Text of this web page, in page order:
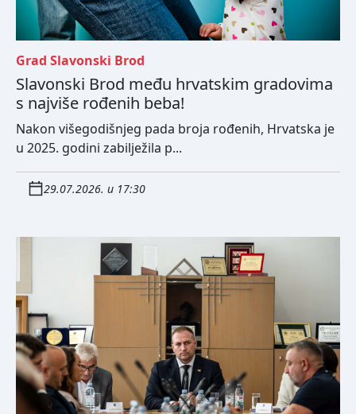
Grad Slavonski Brod
Slavonski Brod među hrvatskim gradovima
s najviše rođenih beba!
Nakon višegodišnjeg pada broja rođenih, Hrvatska je
u 2025. godini zabilježila p...
29.07.2026. u 17:30